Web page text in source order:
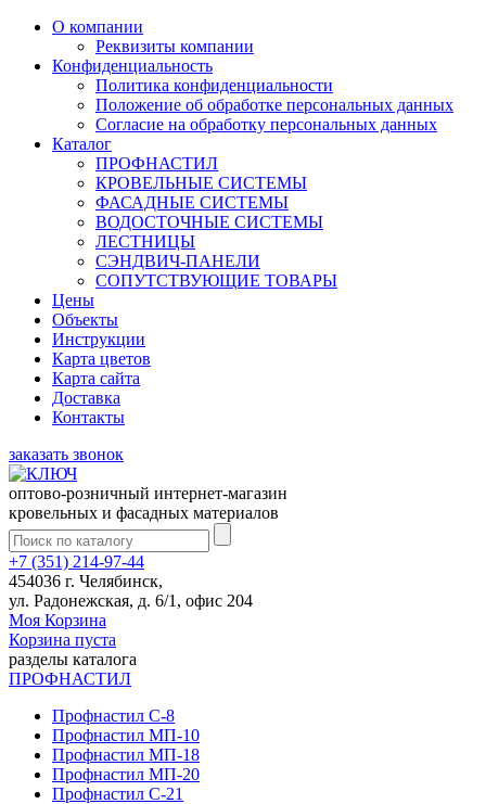
О компании
Реквизиты компании
Конфиденциальность
Политика конфиденциальности
Положение об обработке персональных данных
Согласие на обработку персональных данных
Каталог
ПРОФНАСТИЛ
КРОВЕЛЬНЫЕ СИСТЕМЫ
ФАСАДНЫЕ СИСТЕМЫ
ВОДОСТОЧНЫЕ СИСТЕМЫ
ЛЕСТНИЦЫ
СЭНДВИЧ-ПАНЕЛИ
СОПУТСТВУЮЩИЕ ТОВАРЫ
Цены
Объекты
Инструкции
Карта цветов
Карта сайта
Доставка
Контакты
заказать звонок
оптово-розничный интернет-магазин
кровельных и фасадных материалов
+7 (351) 214-97-44
454036 г. Челябинск,
ул. Радонежская, д. 6/1, офис 204
Моя Корзина
Корзина пуста
разделы каталога
ПРОФНАСТИЛ
Профнастил С-8
Профнастил МП-10
Профнастил МП-18
Профнастил МП-20
Профнастил С-21